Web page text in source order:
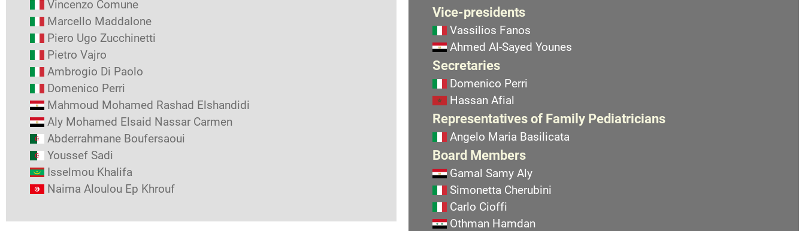
Vincenzo Comune
Marcello Maddalone
Piero Ugo Zucchinetti
Pietro Vajro
Ambrogio Di Paolo
Domenico Perri
Mahmoud Mohamed Rashad Elshandidi
Aly Mohamed Elsaid Nassar Carmen
Abderrahmane Boufersaoui
Youssef Sadi
Isselmou Khalifa
Naima Aloulou Ep Khrouf
Vice-presidents
Vassilios Fanos
Ahmed Al-Sayed Younes
Secretaries
Domenico Perri
Hassan Afial
Representatives of Family Pediatricians
Angelo Maria Basilicata
Board Members
Gamal Samy Aly
Simonetta Cherubini
Carlo Cioffi
Othman Hamdan